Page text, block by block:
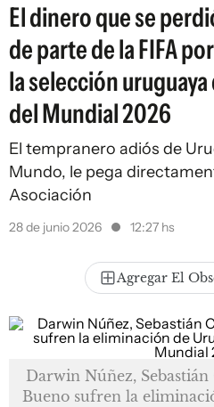
El dinero que se
de parte de la FIFA
la selección
del Mundial 2026
El tempranero adiós de
Mundo, le pega
Asociación
28 de junio 2026 12:27 hs
Agregar El
Darwin Núñez, Sebastián
Bueno sufren la